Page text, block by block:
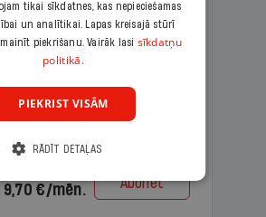
IR + LASIS
– aizraujošs
bērniem un analītiska
vecākiem.
€/mēn. Abonēt
tikai sīkdatnes, kas nepieciešamas
un analītikai. Lapas kreisajā stūrī
piekrišanu. Vairāk lasi sīkdatņu
politikā.
PIEKRIST VISĀM
RĀDĪT DETAĻAS